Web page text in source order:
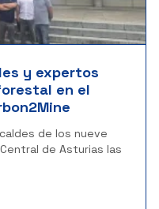
y expertos
en el
de los nueve
de Asturias las